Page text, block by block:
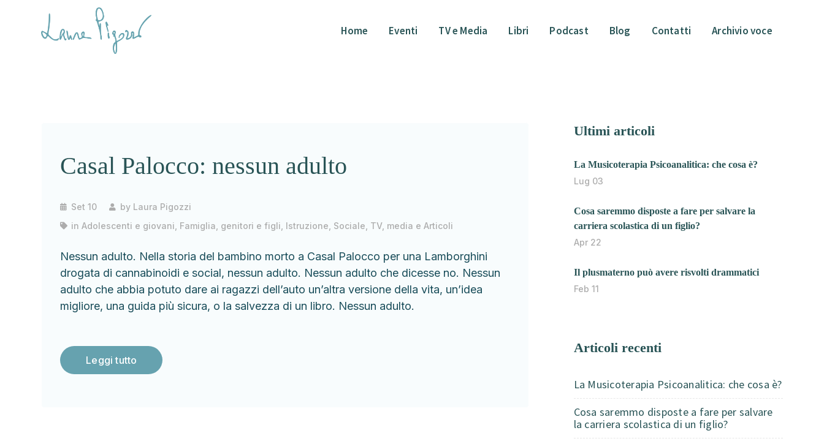
Home Eventi TV e Media Libri Podcast Blog Contatti Archivio voce
Casal Palocco: nessun adulto
Set 10 by Laura Pigozzi
inAdolescenti e giovani Famiglia, genitori e figli Istruzione Sociale TV, media e Articoli
Nessun adulto. Nella storia del bambino morto a Casal Palocco per una Lamborghini
drogata di cannabinoidi e social, nessun adulto. Nessun adulto che dicesse no. Nessun
adulto che abbia potuto dare ai ragazzi dell’auto un’altra versione della vita, un’idea
migliore, una guida più sicura, o la salvezza di un libro. Nessun adulto.
Leggi tutto
Ultimi articoli
La Musicoterapia Psicoanalitica: che cosa è?
Lug 03
Cosa saremmo disposte a fare per salvare la
carriera scolastica di un figlio?
Apr 22
Il plusmaterno può avere risvolti drammatici
Feb 11
Articoli recenti
La Musicoterapia Psicoanalitica: che cosa è?
Cosa saremmo disposte a fare per salvare
la carriera scolastica di un figlio?